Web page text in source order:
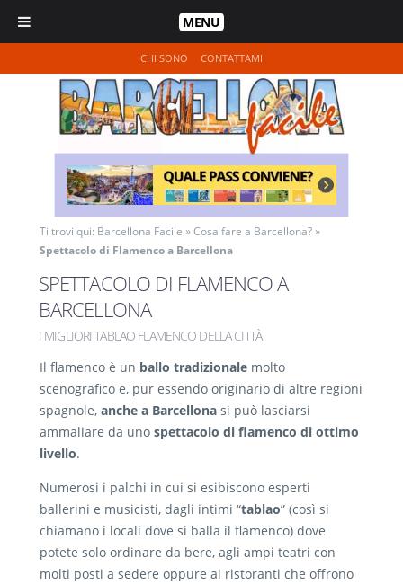
MENU
CHI SONO CONTATTAMI
Ti trovi qui: Barcellona Facile »Cosa fare a Barcellona?»
Spettacolo di Flamenco a Barcellona
SPETTACOLO DI FLAMENCO A
BARCELLONA
I MIGLIORI TABLAO FLAMENCO DELLA CITTÀ
Il flamenco è un ballo tradizionale molto
scenografico e, pur essendo originario di altre regioni
spagnole, anche a Barcellona si può lasciarsi
ammaliare da uno spettacolo di flamenco di ottimo
livello.
Numerosi i palchi in cui si esibiscono esperti
ballerini e musicisti, dagli intimi “tablao” (così si
chiamano i locali dove si balla il flamenco) dove
potete solo ordinare da bere, agli ampi teatri con
molti posti a sedere oppure ai ristoranti che offrono